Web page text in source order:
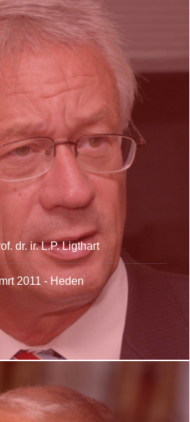
dr. ir. L.P. Ligthart
2011 - Heden